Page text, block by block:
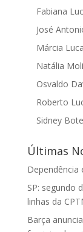
Fabiana
José
Márcia
Natália
Osvaldo
Roberto
Sidney
Últimas
Dependência
SP: segundo
linhas da
Barça